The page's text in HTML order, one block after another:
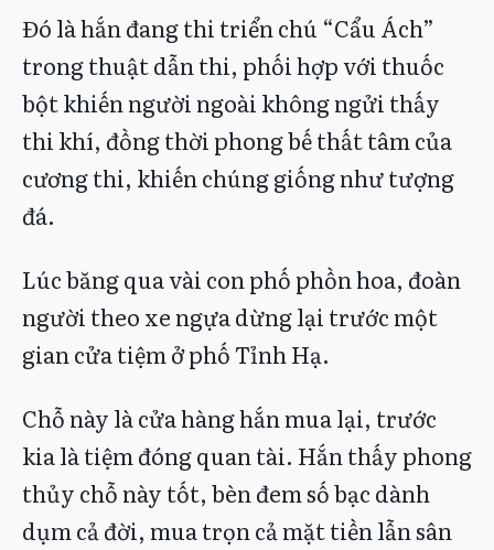
Đó là hắn đang thi triển chú “Cẩu Ách”
trong thuật dẫn thi, phối hợp với thuốc
bột khiến người ngoài không ngửi thấy
thi khí, đồng thời phong bế thất tâm của
cương thi, khiến chúng giống như tượng
đá.
Lúc băng qua vài con phố phồn hoa, đoàn
người theo xe ngựa dừng lại trước một
gian cửa tiệm ở phố Tỉnh Hạ.
Chỗ này là cửa hàng hắn mua lại, trước
kia là tiệm đóng quan tài. Hắn thấy phong
thủy chỗ này tốt, bèn đem số bạc dành
dụm cả đời, mua trọn cả mặt tiền lẫn sân